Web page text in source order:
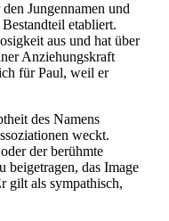
Jungennamen und
etabliert.
aus und hat über
Anziehungskraft
für Paul, weil er
des Namens
weckt.
der berühmte
beigetragen, das Image
gilt als sympathisch,